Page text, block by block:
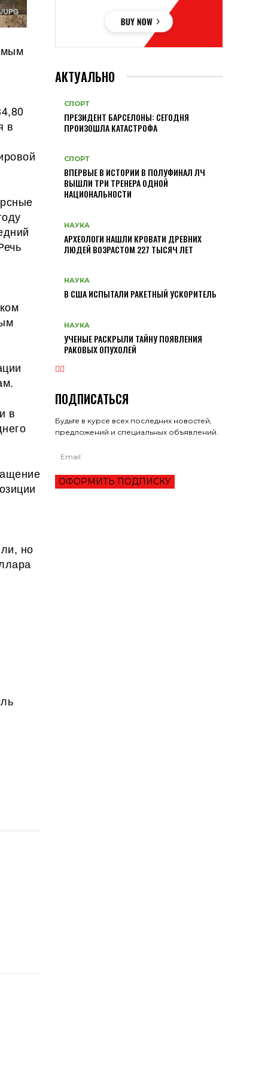
в
в
но
АКТУАЛЬНО
СПОРТ
ПРЕЗИДЕНТ БАРСЕЛОНЫ: СЕГОДНЯ
ПРОИЗОШЛА КАТАСТРОФА
СПОРТ
ВПЕРВЫЕ В ИСТОРИИ В ПОЛУФИНАЛ ЛЧ
ВЫШЛИ ТРИ ТРЕНЕРА ОДНОЙ
НАЦИОНАЛЬНОСТИ
НАУКА
АРХЕОЛОГИ НАШЛИ КРОВАТИ ДРЕВНИХ
ЛЮДЕЙ ВОЗРАСТОМ 227 ТЫСЯЧ ЛЕТ
НАУКА
В США ИСПЫТАЛИ РАКЕТНЫЙ УСКОРИТЕЛЬ
НАУКА
УЧЕНЫЕ РАСКРЫЛИ ТАЙНУ ПОЯВЛЕНИЯ
РАКОВЫХ ОПУХОЛЕЙ
ПОДПИСАТЬСЯ
Будьте в курсе всех последних новостей,
предложений и специальных объявлений.
ОФОРМИТЬ ПОДПИСКУ